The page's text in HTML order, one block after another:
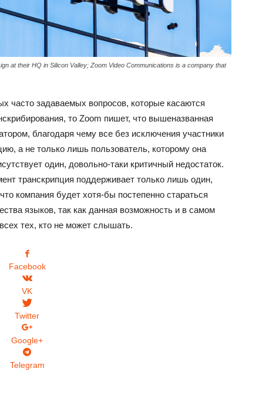
at their HQ in Silicon Valley; Zoom Video Communications is a company that
часто задаваемых вопросов, которые касаются
то Zoom пишет, что вышеназванная
благодаря чему все без исключения участники
а не только лишь пользователь, которому она
один, довольно-таки критичный недостаток.
транскрипция поддерживает только лишь один,
компания будет хотя-бы постепенно стараться
языков, так как данная возможность и в самом
тех, кто не может слышать.
Facebook
VK
Twitter
Google+
Telegram